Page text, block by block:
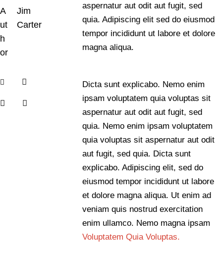
A
ut
h
or
Jim
Carter
aspernatur aut odit aut fugit, sed
quia. Adipiscing elit sed do eiusmod
tempor incididunt ut labore et dolore
magna aliqua.
Dicta sunt explicabo. Nemo enim
ipsam voluptatem quia voluptas sit
aspernatur aut odit aut fugit, sed
quia. Nemo enim ipsam voluptatem
quia voluptas sit aspernatur aut odit
aut fugit, sed quia. Dicta sunt
explicabo. Adipiscing elit, sed do
eiusmod tempor incididunt ut labore
et dolore magna aliqua. Ut enim ad
veniam quis nostrud exercitation
enim ullamco. Nemo magna ipsam
Voluptatem Quia Voluptas.